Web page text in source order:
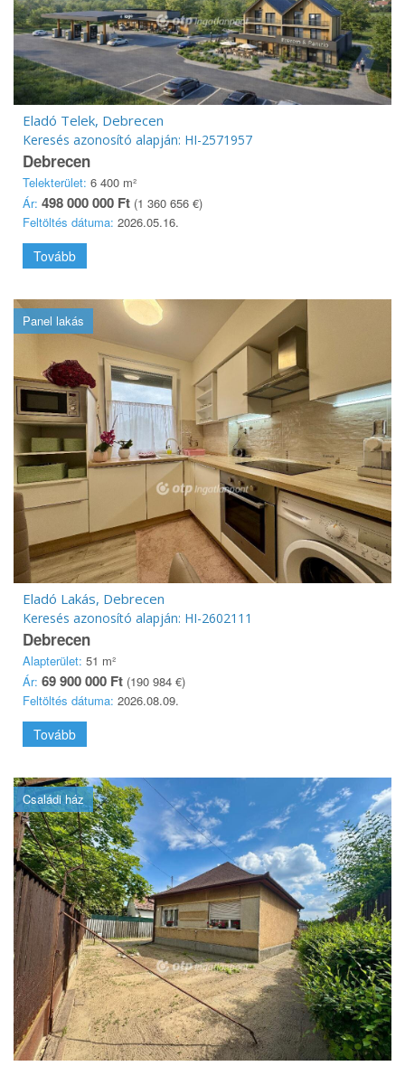
Eladó Telek, Debrecen
Keresés azonosító alapján: HI-2571957
Debrecen
Telekterület: 6 400 m²
Ár: 498 000 000 Ft (1 360 656 €)
Feltöltés dátuma: 2026.05.16.
Tovább
Panel lakás
Eladó Lakás, Debrecen
Keresés azonosító alapján: HI-2602111
Debrecen
Alapterület: 51 m²
Ár: 69 900 000 Ft (190 984 €)
Feltöltés dátuma: 2026.08.09.
Tovább
Családi ház